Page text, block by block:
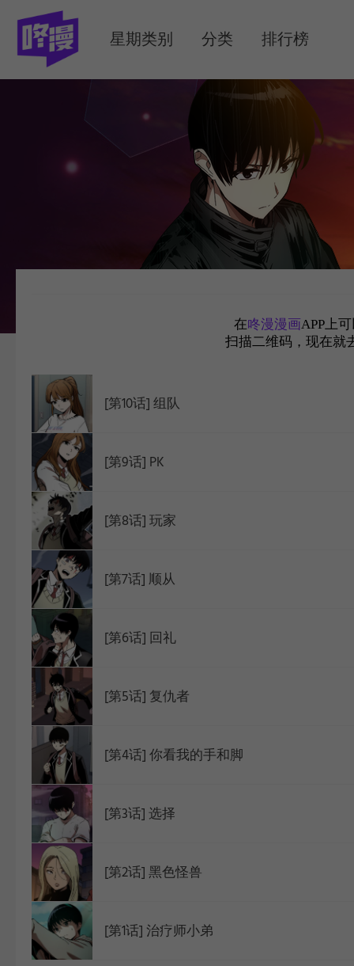
WEBTOON
星期类别 分类 排行榜
在咚漫漫画APP上
扫描二维码，现在就
[第10话] 组队
[第9话] PK
[第8话] 玩家
[第7话] 顺从
[第6话] 回礼
[第5话] 复仇者
[第4话] 你看我的手和脚
[第3话] 选择
[第2话] 黑色怪兽
[第1话] 治疗师小弟